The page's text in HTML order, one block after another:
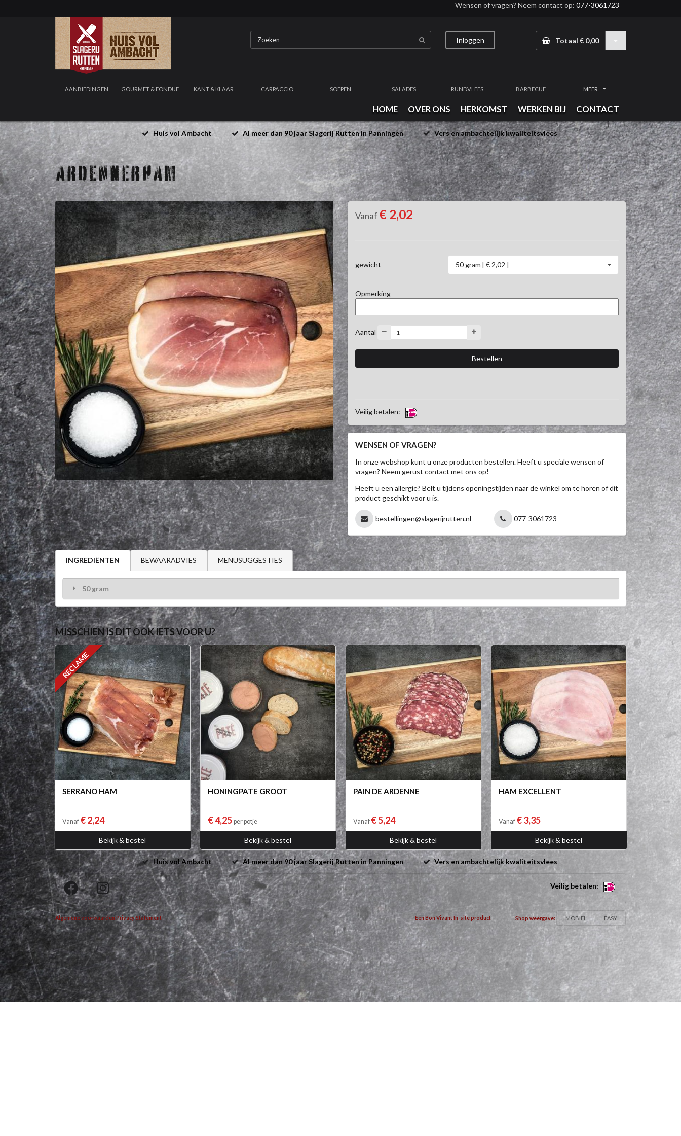
Wensen of vragen? Neem contact op: 077-3061723
Inloggen Totaal € 0,00
AANBIEDINGEN GOURMET & FONDUE KANT & KLAAR CARPACCIO SOEPEN SALADES RUNDVLEES BARBECUE MEER
HOME OVER ONS HERKOMST WERKEN BIJ CONTACT
Huis vol Ambacht Al meer dan 90 jaar Slagerij Rutten in Panningen Vers en ambachtelijk kwaliteitsvlees
ARDENNERHAM
Vanaf € 2,02
gewicht 50 gram [ € 2,02 ]
Opmerking
Aantal
Veilig betalen:
WENSEN OF VRAGEN?
In onze webshop kunt u onze producten bestellen. Heeft u speciale wensen of
vragen? Neem gerust contact met ons op!
Heeft u een allergie? Belt u tijdens openingstijden naar de winkel om te horen of dit
product geschikt voor u is.
bestellingen@slagerijrutten.nl 077-3061723
INGREDIËNTEN BEWAARADVIES MENUSUGGESTIES
50 gram
MISSCHIEN IS DIT OOK IETS VOOR U?
RECLAME
SERRANO HAM
Vanaf € 2,24
Bekijk & bestel
HONINGPATE GROOT
€ 4,25 per potje
Bekijk & bestel
PAIN DE ARDENNE
Vanaf € 5,24
Bekijk & bestel
HAM EXCELLENT
Vanaf € 3,35
Bekijk & bestel
Huis vol Ambacht Al meer dan 90 jaar Slagerij Rutten in Panningen Vers en ambachtelijk kwaliteitsvlees
Veilig betalen:
Algemene voorwaarden Privacy Statement Een Bon Vivant In-site product Shop weergave: MOBIEL EASY